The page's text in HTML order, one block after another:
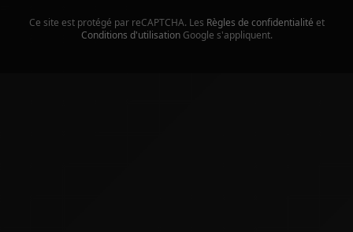
Ce site est protégé par reCAPTCHA. Les Règles de confidentialité et
Conditions d'utilisationGoogle s'appliquent.